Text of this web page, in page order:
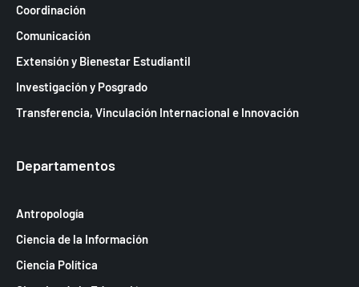
Coordinación
Comunicación
Extensión y Bienestar Estudiantil
Investigación y Posgrado
Transferencia, Vinculación Internacional e Innovación
Departamentos
Antropología
Ciencia de la Información
Ciencia Política